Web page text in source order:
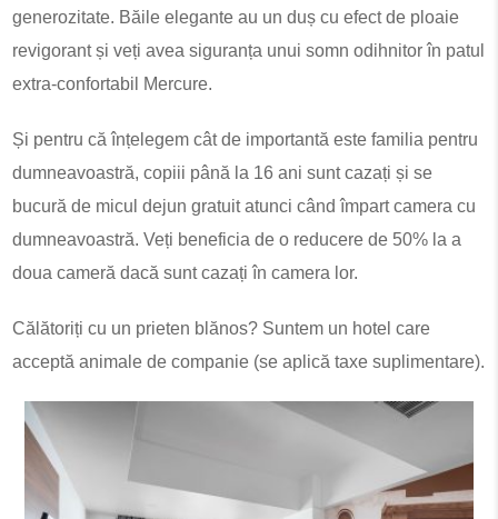
generozitate. Băile elegante au un duș cu efect de ploaie
revigorant și veți avea siguranța unui somn odihnitor în patul
extra-confortabil Mercure.
Și pentru că înțelegem cât de importantă este familia pentru
dumneavoastră, copiii până la 16 ani sunt cazați și se
bucură de micul dejun gratuit atunci când împart camera cu
dumneavoastră. Veți beneficia de o reducere de 50% la a
doua cameră dacă sunt cazați în camera lor.
Călătoriți cu un prieten blănos? Suntem un hotel care
acceptă animale de companie (se aplică taxe suplimentare).